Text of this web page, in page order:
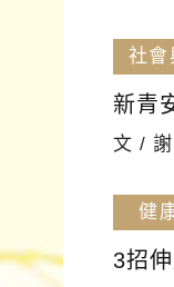
社會
新青
文 /
健
3招